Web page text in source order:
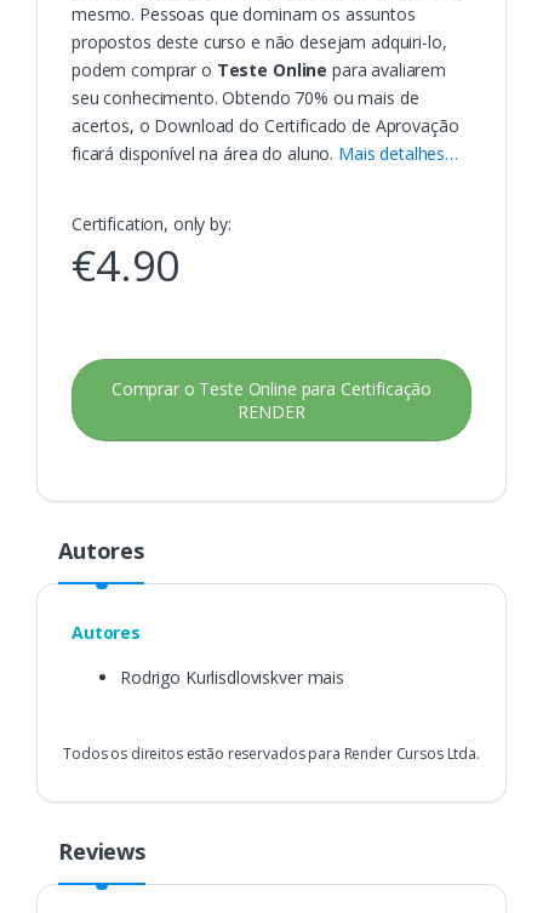
mesmo. Pessoas que dominam os assuntos
propostos deste curso e não desejam adquiri-lo,
podem comprar o Teste Online para avaliarem
seu conhecimento. Obtendo 70% ou mais de
acertos, o Download do Certificado de Aprovação
ficará disponível na área do aluno. Mais detalhes…
Certification, only by:
€4.90
Comprar o Teste Online para Certificação
RENDER
Autores
Autores
Rodrigo Kurlisdloviskver mais
Todos os direitos estão reservados para Render Cursos Ltda.
Reviews